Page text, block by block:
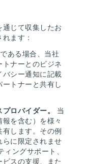
じて収集したお
ます：
ある場合、当社
ナーとのビジネ
シー通知に記載
トナーと共有し
ロバイダー。
当
を含む）を様々
します。その例
らに限定されませ
ングサポート、
スの支援、また